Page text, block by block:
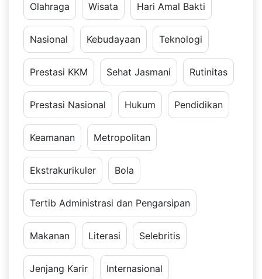
Olahraga Wisata Hari Amal Bakti
Nasional Kebudayaan Teknologi
Prestasi KKM Sehat Jasmani Rutinitas
Prestasi Nasional Hukum Pendidikan
Keamanan Metropolitan
Ekstrakurikuler Bola
Tertib Administrasi dan Pengarsipan
Makanan Literasi Selebritis
Jenjang Karir Internasional